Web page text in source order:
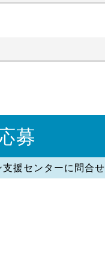
募
支援センターに問合せ